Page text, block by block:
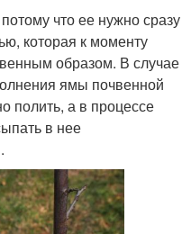
что ее нужно сразу
которая к моменту
образом. В случае
ямы почвенной
полить, а в процессе
в нее